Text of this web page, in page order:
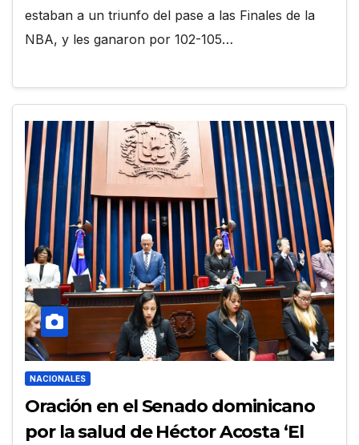
estaban a un triunfo del pase a las Finales de la
NBA, y les ganaron por 102-105…
NACIONALES
Oración en el Senado dominicano
por la salud de Héctor Acosta ‘El